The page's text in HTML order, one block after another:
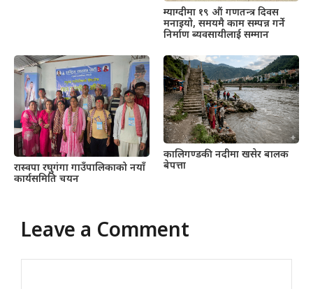
म्याग्दीमा १९ औं गणतन्त्र दिवस
मनाइयो, समयमै काम सम्पन्न गर्ने
निर्माण ब्यवसायीलाई सम्मान
रास्वपा रघुगंगा गाउँपालिकाको नयाँ
कार्यसमिति चयन
कालिगण्डकी नदीमा खसेर बालक
बेपत्ता
Leave a Comment